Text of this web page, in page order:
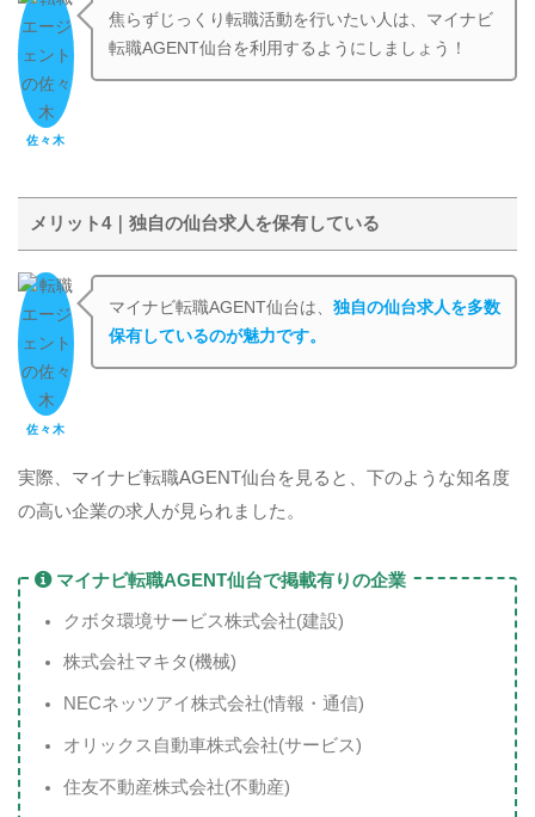
佐々木
焦らずじっくり転職活動を行いたい人は、マイナビ
転職AGENT仙台を利用するようにしましょう！
メリット4｜独自の仙台求人を保有している
佐々木
マイナビ転職AGENT仙台は、独自の仙台求人を多数
保有しているのが魅力です。
実際、マイナビ転職AGENT仙台を見ると、下のような知名度
の高い企業の求人が見られました。
マイナビ転職AGENT仙台で掲載有りの企業
クボタ環境サービス株式会社(建設)
株式会社マキタ(機械)
NECネッツアイ株式会社(情報・通信)
オリックス自動車株式会社(サービス)
住友不動産株式会社(不動産)